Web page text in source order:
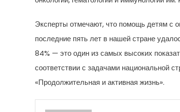
Эксперты отмечают, что помощь детям с
последние пять лет в нашей стране
84% — это один из самых высоких
соответствии с задачами национальной
«Продолжительная и активная жизнь».